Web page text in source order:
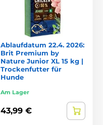
Ablaufdatum 22.4. 2026:
Brit Premium by
Nature Junior XL 15 kg |
Trockenfutter für
Hunde
Am Lager
43,99 €